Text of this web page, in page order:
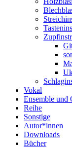
Vokal
Ensemble und
Reihe
Sonstige
Autor*innen
Downloads
Bücher